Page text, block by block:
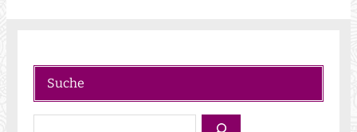
Suche